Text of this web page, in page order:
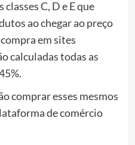
C, D e E que
ao chegar ao preço
em sites
calculadas todas as
comprar esses mesmos
de comércio